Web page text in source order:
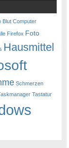
Blut Computer
Firefox Foto
Hausmittel
Schmerzen
Tastatur